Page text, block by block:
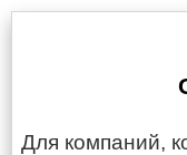
Для компаний,